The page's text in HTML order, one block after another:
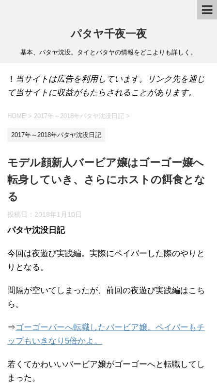
パタヤ千夜一夜
基本、パタヤ沈没。タイとパタヤの情報をどこよりも詳しく。
！ 当サイトは広告を利用しています。リンク先を通じ
て当サイトに収益がもたらされることがあります。
HOME > 2017年～2018年パタヤ沈没日記 >
2017年～2018年パタヤ沈没日記
モデル顔新人バービア嬢はゴーゴー嬢へ
転身していき、さらにホストの餌食とな
る
投稿日： 2018年1月10日
パタヤ沈没日記
今回は夜遊び実践編。実際にペイバーした際のやりと
りとなる。
間隔が空いてしまったが、前回の夜遊び実践編はこち
ら。
⇒ゴーゴーバーへ転職したバービア嬢。ペイバーもチ
ップもいきなり5倍かよ。
若くてかわいいバービア嬢がゴーゴーへと転職してし
まった。